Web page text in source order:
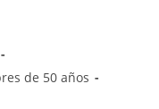
de 50 años